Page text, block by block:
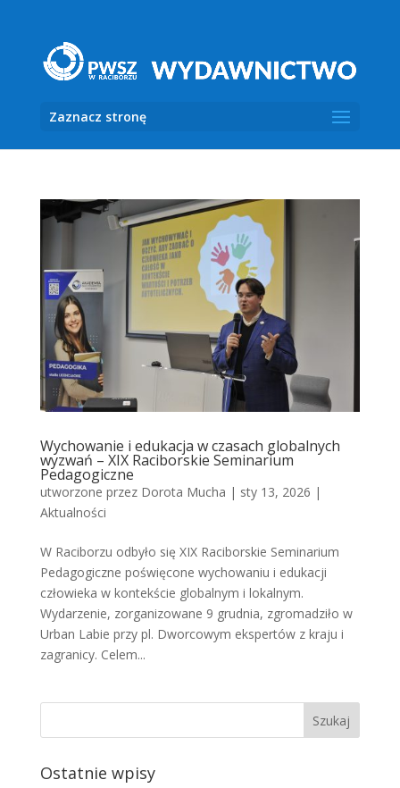
Zaznacz stronę
Wychowanie i edukacja w czasach globalnych
wyzwań – XIX Raciborskie Seminarium
Pedagogiczne
utworzone przez Dorota Mucha | sty 13, 2026 |
Aktualności
W Raciborzu odbyło się XIX Raciborskie Seminarium
Pedagogiczne poświęcone wychowaniu i edukacji
człowieka w kontekście globalnym i lokalnym.
Wydarzenie, zorganizowane 9 grudnia, zgromadziło w
Urban Labie przy pl. Dworcowym ekspertów z kraju i
zagranicy. Celem...
Ostatnie wpisy